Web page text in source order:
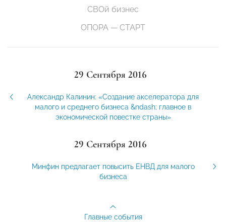
СВОй бизнес
ОПОРА — СТАРТ
29 Сентября 2016
Александр Калинин: «Создание акселератора для
малого и среднего бизнеса &ndash; главное в
экономической повестке страны»
29 Сентября 2016
Минфин предлагает повысить ЕНВД для малого
бизнеса
Главные события